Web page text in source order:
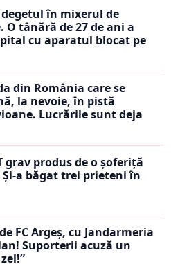
în mixerul de
O tânără de 27 de ani a
cu aparatul blocat pe
din România care se
la nevoie, în pistă
Lucrările sunt deja
grav produs de o șoferiță
Și-a băgat trei prieteni în
FC Argeș, cu Jandarmeria
Suporterii acuză un